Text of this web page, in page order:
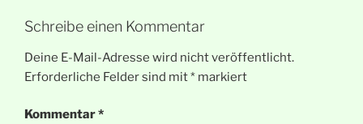
Schreibe einen Kommentar
Deine E-Mail-Adresse wird nicht veröffentlicht.
Erforderliche Felder sind mit* markiert
Kommentar*